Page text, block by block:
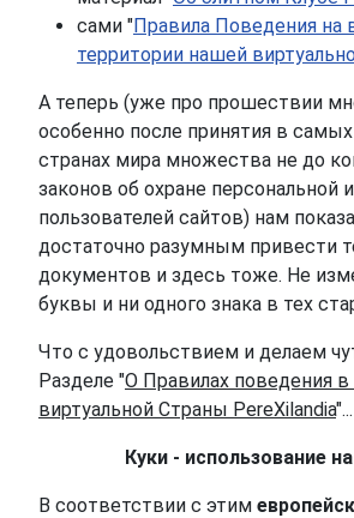
сами "Правила Поведения на
территории нашей
А теперь (уже про прошествии
особенно после принятия в
странах мира множества не до
законов об охране персональной
пользователей сайтов) нам
достаточно разумным привести
документов и здесь тоже. Не
буквы и ни одного знака в тех
Что с удовольствием и делаем
Разделе "О Правилах поведения в
виртуальной Страны PereXilandia"...
Куки - использование
В соответствии с этим